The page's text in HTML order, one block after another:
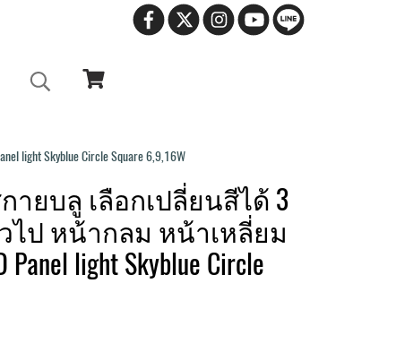
Skyblue Circle Square 6,9,16W
ยบลู เลือกเปลี่ยนสีได้ 3
ไป หน้ากลม หน้าเหลี่ยม
light Skyblue Circle